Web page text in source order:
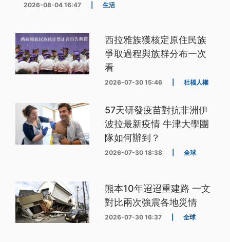
2026-08-04 16:47 生活
西拉雅族獲核定原住民族
爭取過程與族群分布一次
看
2026-07-30 15:46 社福人權
57天研發疫苗對抗非洲伊
波拉最新疫情 牛津大學團
隊如何辦到？
2026-07-30 18:38 全球
熊本10年迢迢重建路 一文
對比兩次強震各地災情
2026-07-30 16:37 全球